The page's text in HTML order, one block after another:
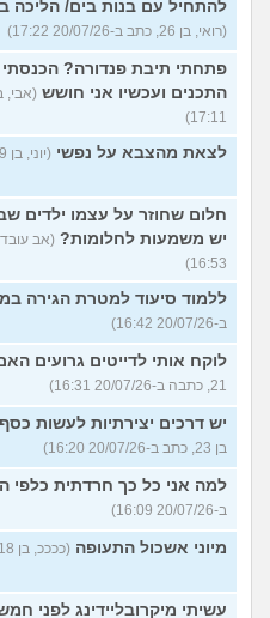
להתחיל עם בנות בים/ הליכה
(רואי, בן 26, כתב ב-20/07/26 17:22)
פתחתי תיבת פנדורה?
התכנים ועכשיו אני חושש
17:11)
לצאת מהצבא על נפשי (יוני, בן 19, כתב ב-20/07/26 17:02)
חלום שחוזר על עצמו ילדים
יש משמעות לחלומות?
16:53)
ללמוד סיעוד למטרת הגירה
ב-20/07/26 16:42)
לוקח אותי לדייטים גרועים
21, כתבה ב-20/07/26 16:31)
יש דרכים יצירתיות לעשות
בן 23, כתב ב-20/07/26 16:20)
למה אני כל כך חרדתית כלפי
ב-20/07/26 16:09)
מיוני אשכול התעופה (ככככ, בן 18, כתב ב-20/07/26 16:00)
עשיתי מיקרובליידינג לפני